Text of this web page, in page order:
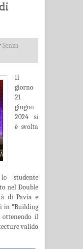
Senza
Il
giorno
21
giugno
2024 si
è svolta
studente
nel Double
di Pavia e
in “Building
ottenendo il
valido